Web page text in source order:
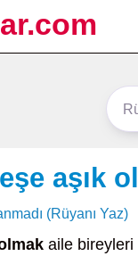
aşık
(Rüyanı Yaz)
aile